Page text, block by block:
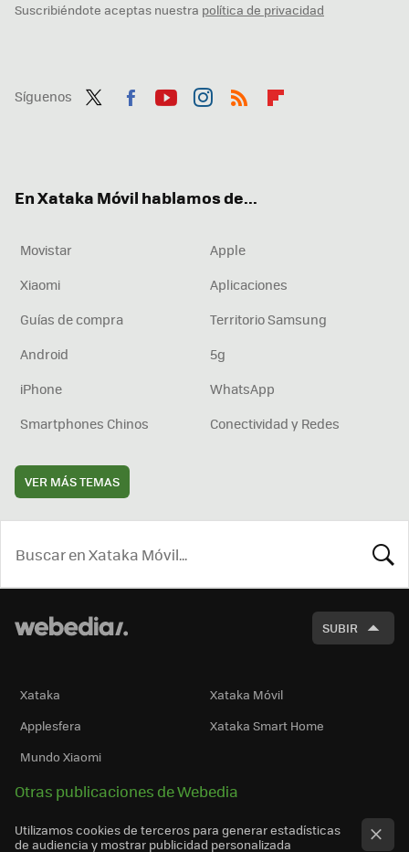
Suscribiéndote aceptas nuestra política de privacidad
Síguenos
En Xataka Móvil hablamos de...
Movistar
Apple
Xiaomi
Aplicaciones
Guías de compra
Territorio Samsung
Android
5g
iPhone
WhatsApp
Smartphones Chinos
Conectividad y Redes
VER MÁS TEMAS
SUBIR
Xataka
Xataka Móvil
Applesfera
Xataka Smart Home
Mundo Xiaomi
Otras publicaciones de Webedia
Utilizamos cookies de terceros para generar estadísticas
de audiencia y mostrar publicidad personalizada